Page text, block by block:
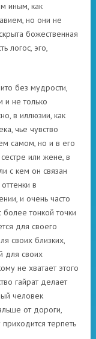
иным, как
но они не
божественная
логос, эго,
без мудрости,
и не только
в иллюзии, как
чье чувство
самом, но и в его
или жене, в
с кем он связан
в
и очень часто
тонкой точки
для своего
своих близких,
для своих
не хватает этого
гайрат делает
человек
от дороги,
терпеть